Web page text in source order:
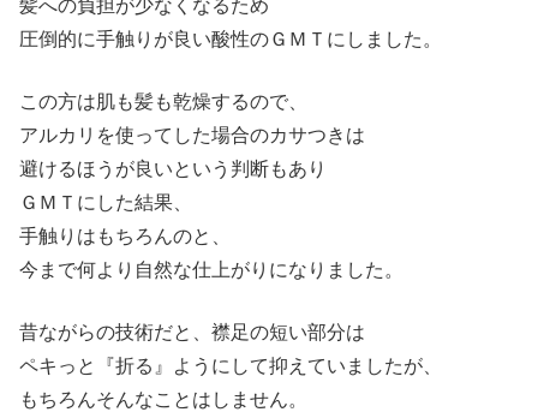
髪への負担が少なくなるため
圧倒的に手触りが良い酸性のＧＭＴにしました。
この方は肌も髪も乾燥するので、
アルカリを使ってした場合のカサつきは
避けるほうが良いという判断もあり
ＧＭＴにした結果、
手触りはもちろんのと、
今まで何より自然な仕上がりになりました。
昔ながらの技術だと、襟足の短い部分は
ペキっと『折る』ようにして抑えていましたが、
もちろんそんなことはしません。